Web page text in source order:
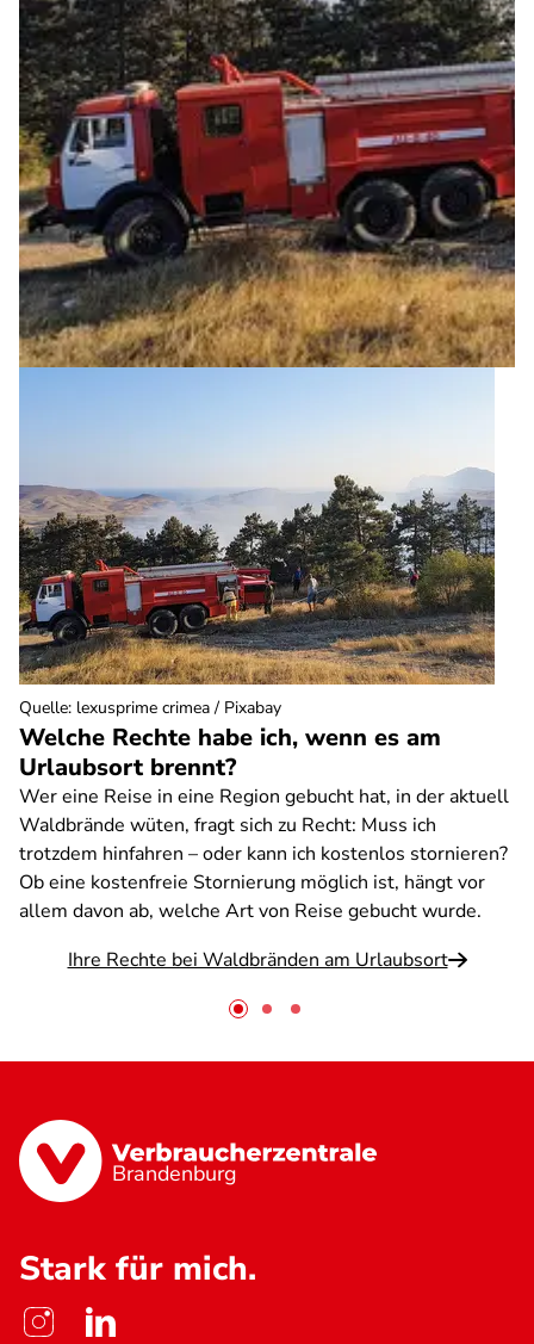
Welche Rechte habe ich, wenn es am
Urlaubsort brennt?
Wer eine Reise in eine Region gebucht hat, in der aktuell
Waldbrände wüten, fragt sich zu Recht: Muss ich
trotzdem hinfahren – oder kann ich kostenlos stornieren?
Ob eine kostenfreie Stornierung möglich ist, hängt vor
allem davon ab, welche Art von Reise gebucht wurde.
Ihre Rechte bei Waldbränden am Urlaubsort
Quelle: lexusprime crimea / Pixabay
Brandenburg
Stark für mich.